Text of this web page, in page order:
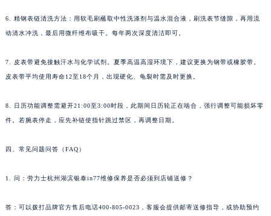
6. 精钢表链清洗方法：用软毛刷蘸取中性洗涤剂与温水混合液，刷洗表节缝隙，再用流
动清水冲洗，最后用微纤维布吸干。每年两次深度清洁即可。
7. 皮表带避免接触汗水与化学试剂。夏季高温高湿环境下，建议更换为钢带或橡胶带。
皮表带平均使用寿命12至18个月，出现硬化、龟裂时需及时更换。
8. 日历功能调整需避开21:00至3:00时段，此期间日历轮正在啮合，强行调整可能损坏零
件。若腕表停走，应先补链使指针跳过禁区，再调整日期。
四、常见问题问答（FAQ）
1. 问：劳力士杭州湖滨银泰in77维修保养是否必须到店铺送修？
答：可以拨打品牌官方售后电话400-805-0023，客服会提供邮寄送修指导，或协助预约